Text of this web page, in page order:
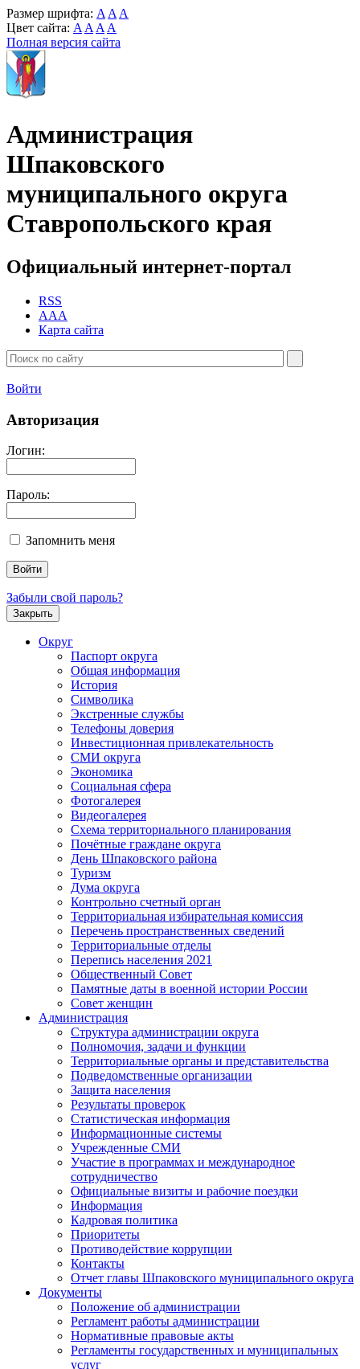
Размер шрифта: A A A
Цвет сайта: A A A A
Полная версия сайта
Администрация
Шпаковского
муниципального округа
Ставропольского края
Официальный интернет-портал
RSS
AAA
Карта сайта
Войти
Авторизация
Логин:
Пароль:
Запомнить меня
Забыли свой пароль?
Закрыть
Округ
Паспорт округа
Общая информация
История
Символика
Экстренные службы
Телефоны доверия
Инвестиционная привлекательность
СМИ округа
Экономика
Социальная сфера
Фотогалерея
Видеогалерея
Схема территориального планирования
Почётные граждане округа
День Шпаковского района
Туризм
Дума округа
Контрольно счетный орган
Территориальная избирательная комиссия
Перечень пространственных сведений
Территориальные отделы
Перепись населения 2021
Общественный Совет
Памятные даты в военной истории России
Совет женщин
Администрация
Структура администрации округа
Полномочия, задачи и функции
Территориальные органы и представительства
Подведомственные организации
Защита населения
Результаты проверок
Статистическая информация
Информационные системы
Учрежденные СМИ
Участие в программах и международное
сотрудничество
Официальные визиты и рабочие поездки
Информация
Кадровая политика
Приоритеты
Противодействие коррупции
Контакты
Отчет главы Шпаковского муниципального округа
Документы
Положение об администрации
Регламент работы администрации
Нормативные правовые акты
Регламенты государственных и муниципальных
услуг